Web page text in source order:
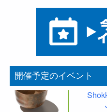
開催予定のイベント